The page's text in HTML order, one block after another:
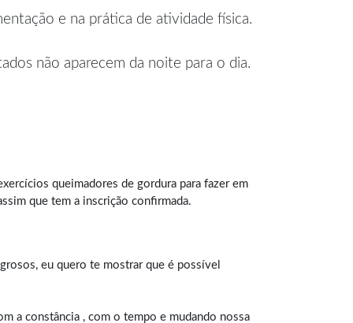
e na prática de atividade física.
não aparecem da noite para o dia.
queimadores de gordura para fazer em
que tem a inscrição confirmada.
eu quero te mostrar que é possível
a constância , com o tempo e mudando nossa